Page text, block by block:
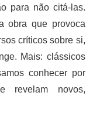
para não citá-las.
obra que provoca
críticos sobre si,
Mais: clássicos
conhecer por
revelam novos,